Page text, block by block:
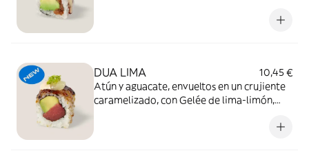
DUA LIMA
10,45 €
Atún y aguacate, envueltos en un crujiente
caramelizado, con Gelée de lima-limón,